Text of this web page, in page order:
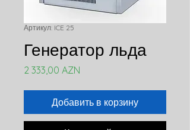
Артикул: ICE 25
Генератор льда
2 333,00 AZN
Добавить в корзину